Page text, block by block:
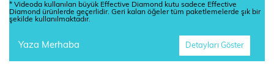
* Videoda kullanılan büyük Effective Diamond kutu sadece Effective
Diamond ürünlerde geçerlidir. Geri kalan öğeler tüm paketlemelerde şık bir
şekilde kullanılmaktadır.
Yaza Merhaba Detayları Göster